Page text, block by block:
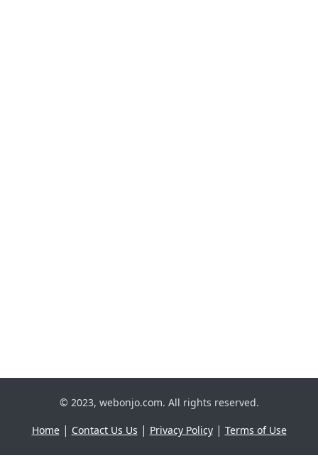
© 2023, webonjo.com. All rights reserved.
Home| Contact Us Us | Privacy Policy| Terms of Use